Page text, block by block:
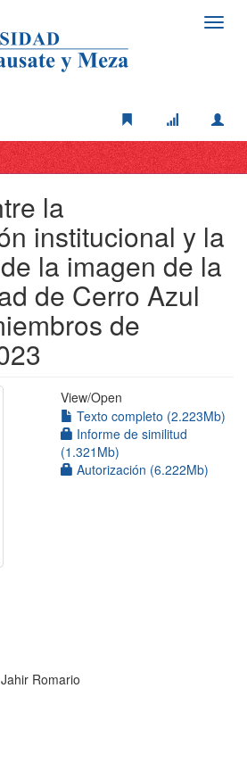
la
institucional y la
la imagen de la
de Cerro Azul
de
View/Open
Texto completo (2.223Mb)
Informe de similitud
(1.321Mb)
Autorización (6.222Mb)
Romario